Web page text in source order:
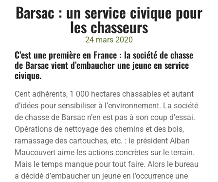
Barsac : un service civique pour
les chasseurs
24 mars 2020
C’est une première en France : la société de chasse
de Barsac vient d’embaucher une jeune en service
civique.
Cent adhérents, 1 000 hectares chassables et autant
d’idées pour sensibiliser à l’environnement. La société
de chasse de Barsac n’en est pas à son coup d’essai.
Opérations de nettoyage des chemins et des bois,
ramassage des cartouches, etc. : le président Alban
Maucouvert aime les actions concrètes sur le terrain.
Mais le temps manque pour tout faire. Alors le bureau
a décidé d’embaucher un jeune en l’occurrence une